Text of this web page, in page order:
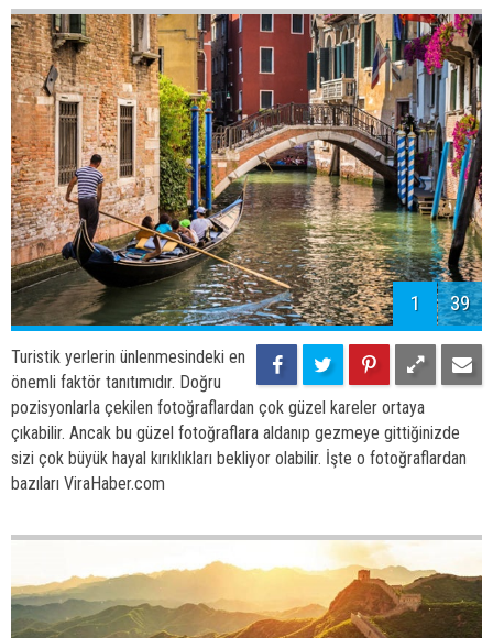
1 39
Turistik yerlerin ünlenmesindeki en
önemli faktör tanıtımıdır. Doğru
pozisyonlarla çekilen fotoğraflardan çok güzel kareler ortaya
çıkabilir. Ancak bu güzel fotoğraflara aldanıp gezmeye gittiğinizde
sizi çok büyük hayal kırıklıkları bekliyor olabilir. İşte o fotoğraflardan
bazıları ViraHaber.com